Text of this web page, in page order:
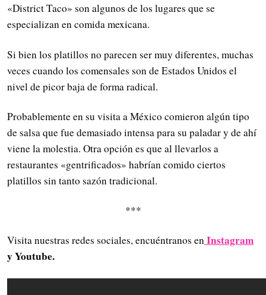
«District Taco» son algunos de los lugares que se
especializan en comida mexicana.
Si bien los platillos no parecen ser muy diferentes, muchas
veces cuando los comensales son de Estados Unidos el
nivel de picor baja de forma radical.
Probablemente en su visita a México comieron algún tipo
de salsa que fue demasiado intensa para su paladar y de ahí
viene la molestia. Otra opción es que al llevarlos a
restaurantes «gentrificados» habrían comido ciertos
platillos sin tanto sazón tradicional.
***
Visita nuestras redes sociales, encuéntranos enInstagram
y Youtube.